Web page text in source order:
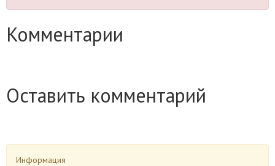
Комментарии
Оставить комментарий
Информация